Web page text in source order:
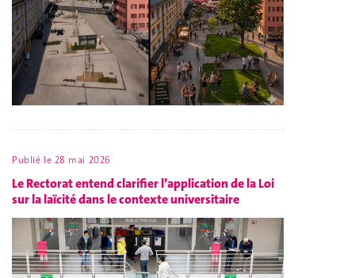
Publié le 28 mai 2026
Le Rectorat entend clarifier l’application de la Loi
sur la laïcité dans le contexte universitaire